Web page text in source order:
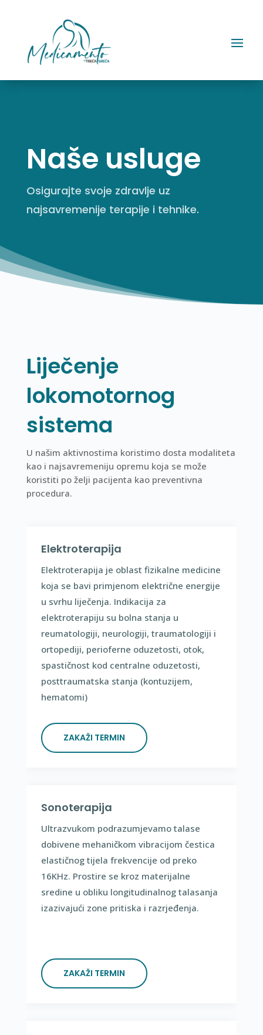
Naše usluge
Osigurajte svoje zdravlje uz
najsavremenije terapije i tehnike.
Liječenje
lokomotornog
sistema
U našim aktivnostima koristimo dosta modaliteta
kao i najsavremeniju opremu koja se može
koristiti po želji pacijenta kao preventivna
procedura.
Elektroterapija
Elektroterapija je oblast fizikalne medicine
koja se bavi primjenom električne energije
u svrhu liječenja. Indikacija za
elektroterapiju su bolna stanja u
reumatologiji, neurologiji, traumatologiji i
ortopediji, perioferne oduzetosti, otok,
spastičnost kod centralne oduzetosti,
posttraumatska stanja (kontuzijem,
hematomi)
ZAKAŽI TERMIN
Sonoterapija
Ultrazvukom podrazumjevamo talase
dobivene mehaničkom vibracijom čestica
elastičnog tijela frekvencije od preko
16KHz. Prostire se kroz materijalne
sredine u obliku longitudinalnog talasanja
izazivajući zone pritiska i razrjeđenja.
ZAKAŽI TERMIN